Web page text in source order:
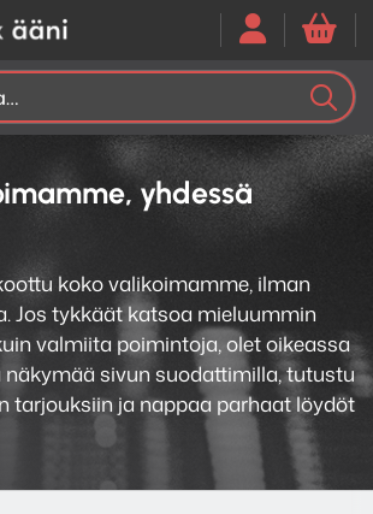
yhdessä
koko valikoimamme, ilman
Jos tykkäät katsoa mieluummin
valmiita poimintoja, olet oikeassa
näkymää sivun suodattimilla, tutustu
tarjouksiin ja nappaa parhaat löydöt